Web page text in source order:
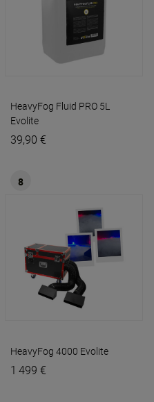
HeavyFog Fluid PRO 5L
Evolite
39,90 €
8
HeavyFog 4000 Evolite
1 499 €